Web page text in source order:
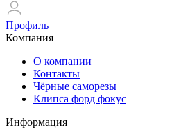
Профиль
Компания
О компании
Контакты
Чёрные саморезы
Клипса форд фокус
Информация